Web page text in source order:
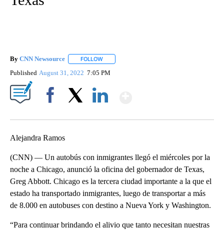
By CNN Newsource FOLLOW
Published August 31, 2022 7:05 PM
Alejandra Ramos
(CNN) — Un autobús con inmigrantes llegó el miércoles por la
noche a Chicago, anunció la oficina del gobernador de Texas,
Greg Abbott. Chicago es la tercera ciudad importante a la que el
estado ha transportado inmigrantes, luego de transportar a más
de 8.000 en autobuses con destino a Nueva York y Washington.
“Para continuar brindando el alivio que tanto necesitan nuestras